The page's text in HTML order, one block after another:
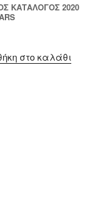
ΚΑΤΆΛΟΓΟΣ 2020
στο καλάθι